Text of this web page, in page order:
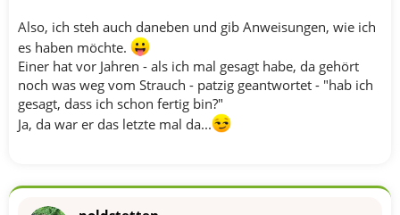
Also, ich steh auch daneben und gib Anweisungen, wie ich
es haben möchte.
Einer hat vor Jahren - als ich mal gesagt habe, da gehört
noch was weg vom Strauch - patzig geantwortet - "hab ich
gesagt, dass ich schon fertig bin?"
Ja, da war er das letzte mal da...